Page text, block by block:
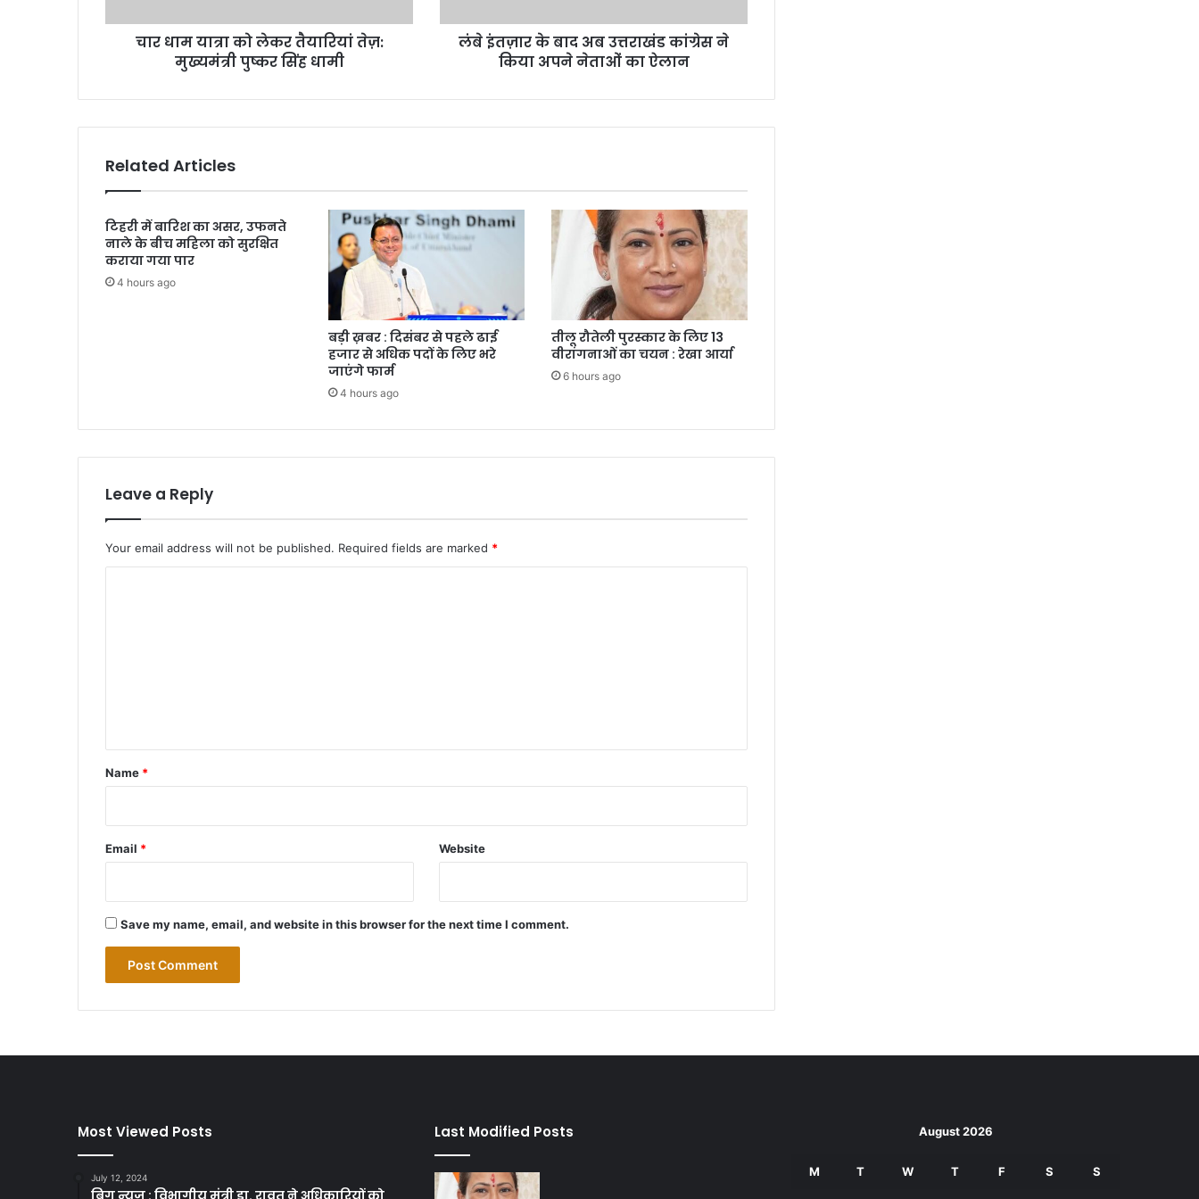
पुष्कर
चार धाम यात्रा को लेकर तैयारियां तेज़:
मुख्यमंत्री पुष्कर सिंह धामी
किया
ऐलान
लंबे इंतज़ार के बाद अब उत्तराखंड कांग्रेस ने
किया अपने नेताओं का ऐलान
Related Articles
टिहरी में बारिश का असर, उफनते
नाले के बीच महिला को सुरक्षित
कराया गया पार
4 hours ago
बड़ी ख़बर : दिसंबर से पहले ढाई
हजार से अधिक पदों के लिए भरे
जाएंगे फार्म
4 hours ago
तीलू रौतेली पुरस्कार के लिए 13
वीरांगनाओं का चयन : रेखा आर्या
6 hours ago
Leave a Reply
Your email address will not be published. Required fields are marked *
*
Name *
Email * Website
Save my name, email, and website in this browser for the next time I comment.
Most Viewed Posts
July 12, 2024
Last Modified Posts August 2026
M T W T F S S